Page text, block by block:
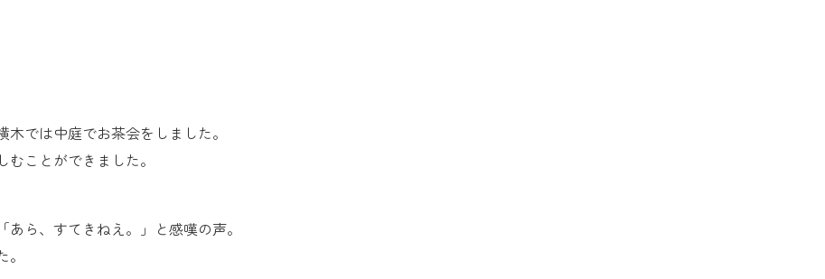
では中庭でお茶会をしました。
ことができました。
ら、すてきねえ。」と感嘆の声。